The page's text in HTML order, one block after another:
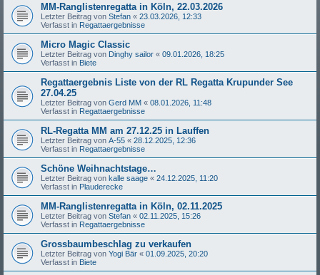
MM-Ranglistenregatta in Köln, 22.03.2026
Letzter Beitrag von Stefan « 23.03.2026, 12:33
Verfasst in Regattaergebnisse
Micro Magic Classic
Letzter Beitrag von Dinghy sailor « 09.01.2026, 18:25
Verfasst in Biete
Regattaergebnis Liste von der RL Regatta Krupunder See
27.04.25
Letzter Beitrag von Gerd MM « 08.01.2026, 11:48
Verfasst in Regattaergebnisse
RL-Regatta MM am 27.12.25 in Lauffen
Letzter Beitrag von A-55 « 28.12.2025, 12:36
Verfasst in Regattaergebnisse
Schöne Weihnachtstage…
Letzter Beitrag von kalle saage « 24.12.2025, 11:20
Verfasst in Plauderecke
MM-Ranglistenregatta in Köln, 02.11.2025
Letzter Beitrag von Stefan « 02.11.2025, 15:26
Verfasst in Regattaergebnisse
Grossbaumbeschlag zu verkaufen
Letzter Beitrag von Yogi Bär « 01.09.2025, 20:20
Verfasst in Biete